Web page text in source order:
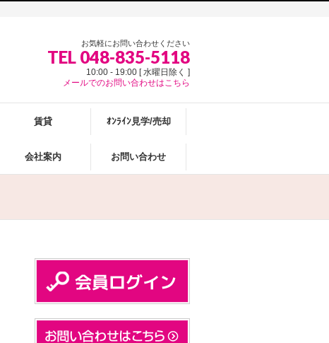
お気軽にお問い合わせください
TEL 048-835-5118
10:00 - 19:00 [ 水曜日除く ]
メールでのお問い合わせはこちら
賃貸 ｵﾝﾗｲﾝ見学/売却
会社案内 お問い合わせ